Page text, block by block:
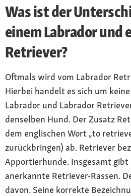
Was ist der
einem Labrador und
Retriever?
Oftmals wird vom Labrador
Hierbei handelt es sich um
Labrador und Labrador
denselben Hund. Der Zusatz
dem englischen Wort „to
zurückbringen) ab. Retriever
Apportierhunde. Insgesamt gibt
anerkannte Retriever-Rassen.
davon. Seine korrekte